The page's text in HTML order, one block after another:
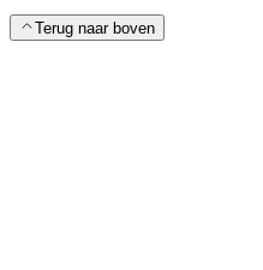
Terug naar boven